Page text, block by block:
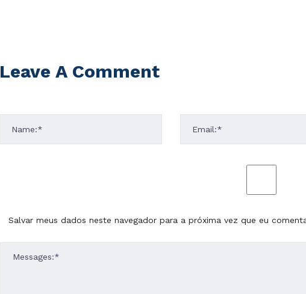
Leave A Comment
Salvar meus dados neste navegador para a próxima vez que eu